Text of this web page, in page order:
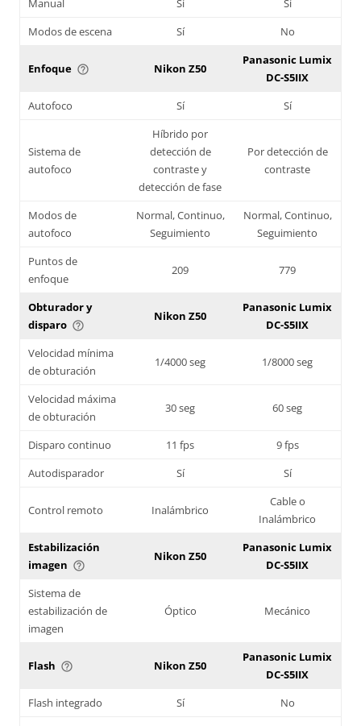
Manual Sí
Sí
Modos de escena
Sí No
Enfoque help_outline Nikon Z50
Panasonic Lumix
DC-S5IIX
Autofoco
Sí Sí
Sistema de
autofoco
Híbrido por
detección de
contraste y
detección de fase
Por detección de
contraste
Modos de
autofoco
Normal, Continuo,
Seguimiento
Normal, Continuo,
Seguimiento
Puntos de
enfoque
209 779
Obturador y
disparo help_outline
Nikon Z50
Panasonic Lumix
DC-S5IIX
Velocidad mínima
de obturación
1/4000 seg 1/8000 seg
Velocidad máxima
de obturación
30 seg 60 seg
Disparo continuo 11 fps
9 fps
Autodisparador
Sí Sí
Control remoto Inalámbrico
Cable o
Inalámbrico
Estabilización
imagen help_outline
Nikon Z50
Panasonic Lumix
DC-S5IIX
Sistema de
estabilización de
imagen
Óptico Mecánico
Flash help_outline Nikon Z50
Panasonic Lumix
DC-S5IIX
Flash integrado
Sí
No